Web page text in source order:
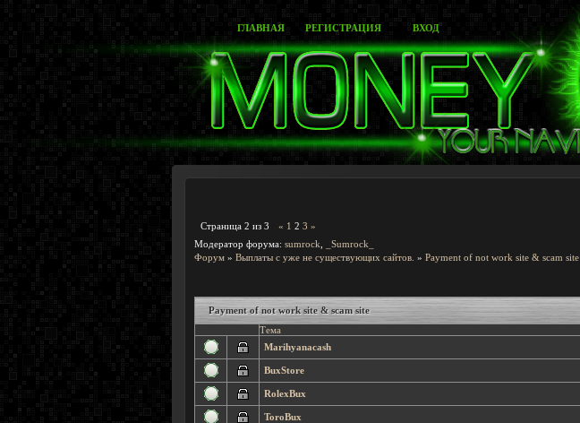
ГЛАВНАЯ РЕГИСТРАЦИЯ ВХОД
Страница 2 из 3 « 1 2 3 »
Модератор форума: sumrock
_Sumrock_
Форум » Выплаты с уже не существующих сайтов. » Payment of not work site & scam site
Payment of not work site & scam site
Тема
Marihyanacash
BuxStore
RolexBux
ToroBux